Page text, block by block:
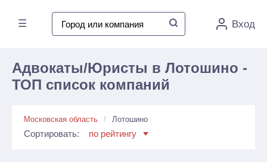
☰ Вход
Адвокаты/Юристы в Лотошино -
ТОП список компаний
Московская область Лотошино
Сортировать: по рейтингу